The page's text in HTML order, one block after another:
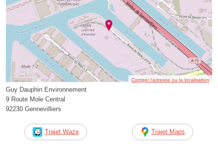
Corriger l’adresse ou la localisation
Guy Dauphin Environnement
9 Route Mole Central
92230 Gennevilliers
Trajet Waze Trajet Maps